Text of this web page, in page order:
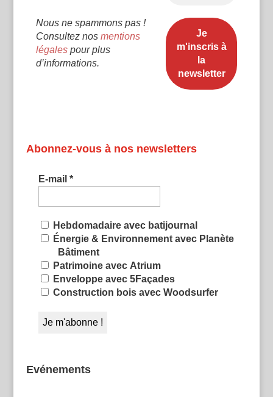
Nous ne spammons pas !
Consultez nos mentions
légalespour plus
d’informations.
Abonnez-vous à nos newsletters
E-mail *
Hebdomadaire avec batijournal
Énergie & Environnement avec Planète
Bâtiment
Patrimoine avec Atrium
Enveloppe avec 5Façades
Construction bois avec Woodsurfer
Evénements